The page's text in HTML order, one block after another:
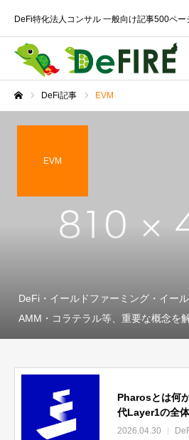
DeFi特化法人コンサル 一般向け記事500ペー
DeFi記事 EVM
EVM
DeFi・イールドファーミング・イー
AMM・コラテラル等、重要な概念を
Pharosとは何
代Layer1の全
2026.04.30